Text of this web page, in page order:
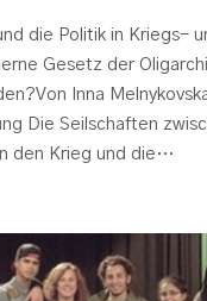
die Politik in Kriegs-
Gesetz der
Inna
Die Seilschaften
den Krieg und die…